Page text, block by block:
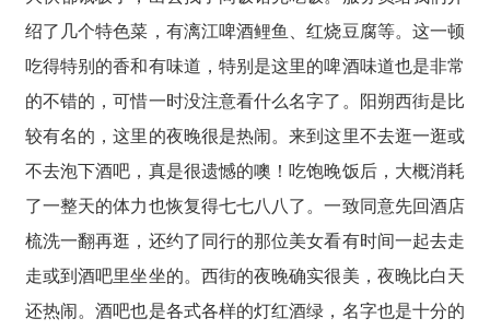
绍了几个特色菜，有漓江啤酒鲤鱼、红烧豆腐等。这一顿
吃得特别的香和有味道，特别是这里的啤酒味道也是非常
的不错的，可惜一时没注意看什么名字了。阳朔西街是比
较有名的，这里的夜晚很是热闹。来到这里不去逛一逛或
不去泡下酒吧，真是很遗憾的噢！吃饱晚饭后，大概消耗
了一整天的体力也恢复得七七八八了。一致同意先回酒店
梳洗一翻再逛，还约了同行的那位美女看有时间一起去走
走或到酒吧里坐坐的。西街的夜晚确实很美，夜晚比白天
还热闹。酒吧也是各式各样的灯红酒绿，名字也是十分的